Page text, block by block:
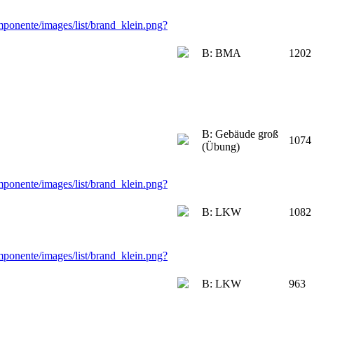
B: BMA 1202
B: Gebäude groß
(Übung)
1074
B: LKW 1082
B: LKW 963